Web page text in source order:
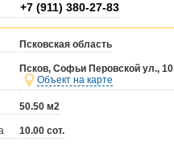
+7 (911) 380-27-83
Псковская область
Псков, Софьи Перовской ул., 10
Объект на карте
50.50 м2
10.00 сот.